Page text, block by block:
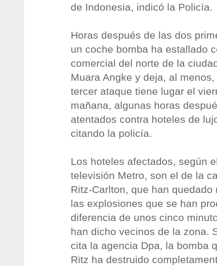
de Indonesia, indicó la Policía.
Horas después de las dos
un coche bomba ha estallado
comercial del norte de la
Muara Angke y deja, al
tercer ataque tiene lugar el
mañana, algunas horas
atentados contra hoteles de
citando la policía.
Los hoteles afectados, según
televisión Metro, son el de la
Ritz-Carlton, que han quedado
las explosiones que se han
diferencia de unos cinco
han dicho vecinos de la zona.
cita la agencia Dpa, la bomba
Ritz ha destruido